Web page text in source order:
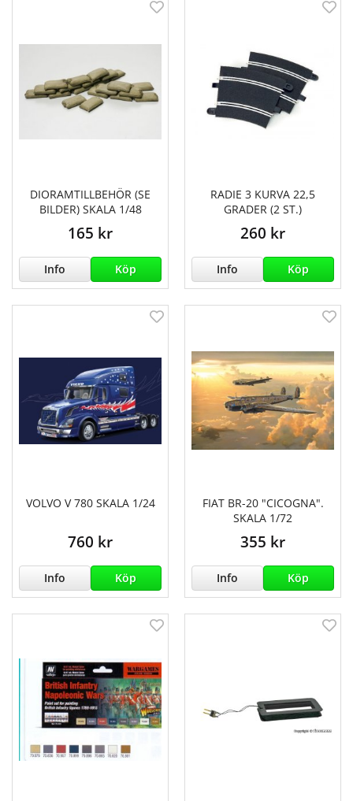
DIORAMTILLBEHÖR (SE
BILDER) SKALA 1/48
165 kr
Info Köp
RADIE 3 KURVA 22,5
GRADER (2 ST.)
260 kr
Info Köp
VOLVO V 780 SKALA 1/24
760 kr
Info Köp
FIAT BR-20 "CICOGNA".
SKALA 1/72
355 kr
Info Köp